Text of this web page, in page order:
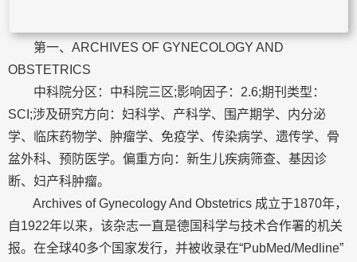
第一、ARCHIVES OF GYNECOLOGY AND
OBSTETRICS
中科院分区：中科院三区;影响因子：2.6;期刊类型：
SCI;涉及研究方向：妇科学、产科学、围产期学、内分泌
学、临床药物学、肿瘤学、免疫学、传染病学、遗传学、骨
盆外科、预防医学。偏重方向：新生儿疾病筛查、基因诊
断、妇产科肿瘤。
Archives of Gynecology And Obstetrics 成立于1870年，
自1922年以来，该杂志一直是德国科学与技术合作署的机关
报。在全球40多个国家发行，并被收录在“PubMed/Medline”